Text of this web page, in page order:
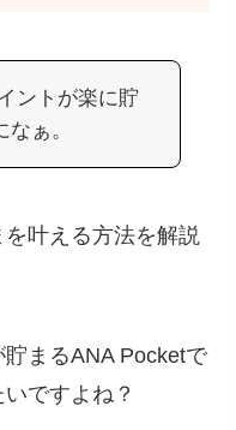
ントが楽に貯
ぁ。
叶える方法を解説
まるANA Pocketで
ですよね？